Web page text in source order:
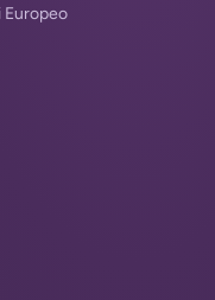
Europeo